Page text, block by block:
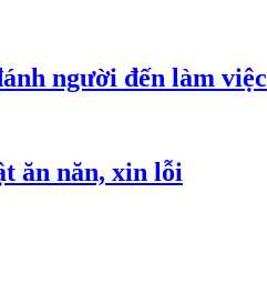
người đến làm việc
ăn năn, xin lỗi